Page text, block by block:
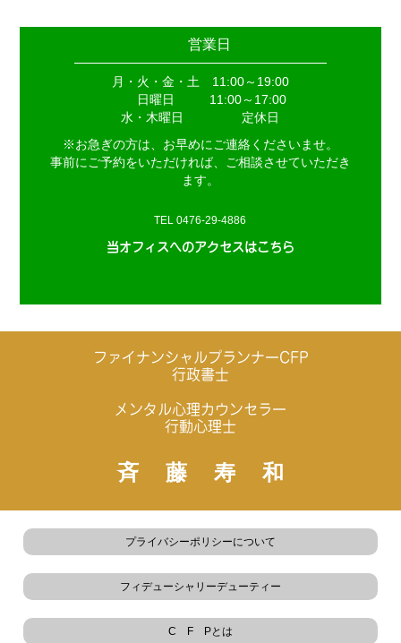
営業日
月・火・金・土 11:00～19:00
日曜日
11:00～17:00
水・木曜日
定休日
※お急ぎの方は、お早めにご連絡くださいませ。
事前にご予約をいただければ、ご相談させていただき
ます。
TEL 0476-29-4886
当オフィスへのアクセスはこちら
ファイナンシャルプランナーCFP
行政書士
メンタル心理カウンセラー
行動心理士
斉藤寿和
プライバシーポリシーについて
フィデューシャリーデューティー
C F Pとは